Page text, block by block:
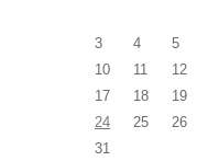
3
4 5
10
11 12
17
18 19
24
25 26
31